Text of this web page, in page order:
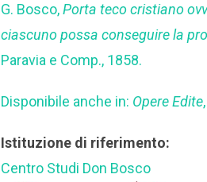
G. Bosco,Porta teco cristiano
ciascuno possa conseguire la
Paravia e Comp., 1858.
Disponibile anche in: Opere Edite
Istituzione di riferimento:
Centro Studi Don Bosco